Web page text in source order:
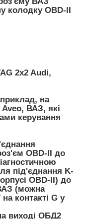
колодку OBD-II
2x2 Audi,
на
ВАЗ, які
керування
OBD-II до
під'єднання K-
OBD-II) до
(можна
контакті G у
виході ОБД2